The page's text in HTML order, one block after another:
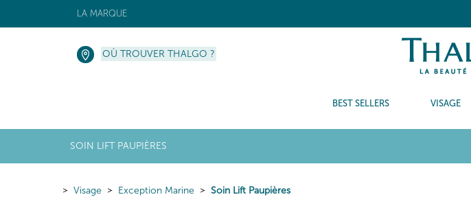
LA MARQUE
OÙ TROUVER THALGO ?
BEST SELLERS VISAGE
SOIN LIFT PAUPIÈRES
Visage Exception Marine Soin Lift Paupières